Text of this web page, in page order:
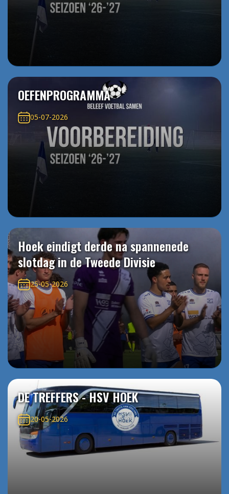
OEFENPROGRAMMA
05-07-2026
Hoek eindigt derde na spannenede
slotdag in de Tweede Divisie
25-05-2026
DE TREFFERS - HSV HOEK
20-05-2026